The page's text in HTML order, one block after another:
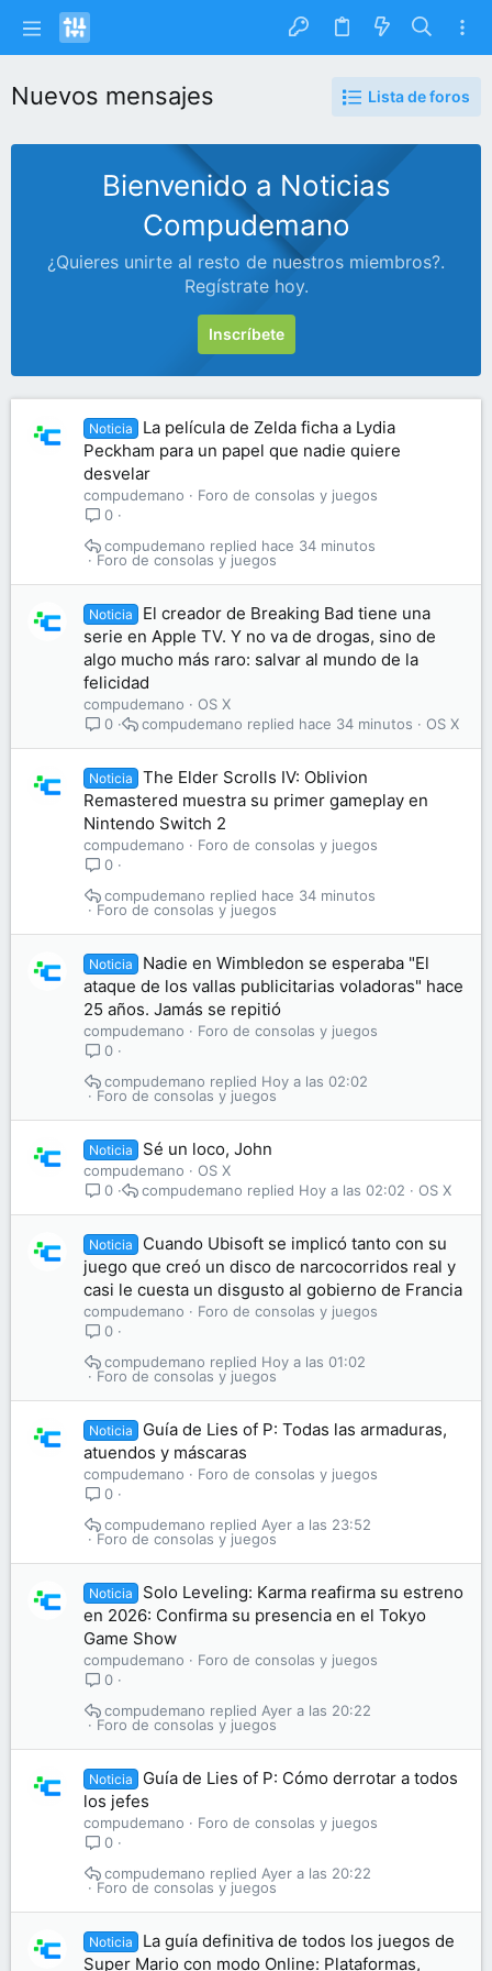
Nuevos mensajes Lista de foros
Bienvenido a Noticias
Compudemano
¿Quieres unirte al resto de nuestros miembros?.
Regístrate hoy.
Inscríbete
Noticia
La película de Zelda ficha a Lydia
Peckham para un papel que nadie quiere
desvelar
compudemano
Foro de consolas y juegos
0
Foro de consolas y juegos
hace 34 minutos
compudemano
Noticia
El creador de Breaking Bad tiene una
serie en Apple TV. Y no va de drogas, sino de
algo mucho más raro: salvar al mundo de la
felicidad
compudemano
OS X
0
OS X
hace 34 minutos
compudemano
Noticia
The Elder Scrolls IV: Oblivion
Remastered muestra su primer gameplay en
Nintendo Switch 2
compudemano
Foro de consolas y juegos
0
Foro de consolas y juegos
hace 34 minutos
compudemano
Noticia
Nadie en Wimbledon se esperaba "El
ataque de los vallas publicitarias voladoras" hace
25 años. Jamás se repitió
compudemano
Foro de consolas y juegos
0
Foro de consolas y juegos
Hoy a las 02:02
compudemano
Noticia Sé un loco, John
compudemano
OS X
0
OS X
Hoy a las 02:02
compudemano
Noticia
Cuando Ubisoft se implicó tanto con su
juego que creó un disco de narcocorridos real y
casi le cuesta un disgusto al gobierno de Francia
compudemano
Foro de consolas y juegos
0
Foro de consolas y juegos
Hoy a las 01:02
compudemano
Noticia
Guía de Lies of P: Todas las armaduras,
atuendos y máscaras
compudemano
Foro de consolas y juegos
0
Foro de consolas y juegos
Ayer a las 23:52
compudemano
Noticia
Solo Leveling: Karma reafirma su estreno
en 2026: Confirma su presencia en el Tokyo
Game Show
compudemano
Foro de consolas y juegos
0
Foro de consolas y juegos
Ayer a las 20:22
compudemano
Noticia
Guía de Lies of P: Cómo derrotar a todos
los jefes
compudemano
Foro de consolas y juegos
0
Foro de consolas y juegos
Ayer a las 20:22
compudemano
Noticia
La guía definitiva de todos los juegos de
Super Mario con modo Online: Plataformas,